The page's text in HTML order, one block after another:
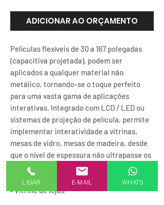
ADICIONAR AO ORÇAMENTO
Películas flexíveis de 30 a 167 polegadas
(capacitiva projetada), podem ser
aplicados a qualquer material não
metálico, tornando-se o toque perfeito
para uma vasta gama de aplicações
interativas. Integrado com LCD / LED ou
sistemas de projeção de película, permite
implementar interatividade a vitrinas,
mesas de vidro, mesas de madeira, desde
que o nível de espessura não ultrapasse os
25 mm.
Aplicações
• Vitrine de lojas
LIGAR E-MAIL WHATS